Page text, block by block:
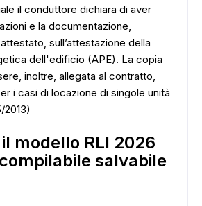
il conduttore dichiara di aver
e la documentazione,
sull’attestazione della
dell'edificio (APE). La copia
inoltre, allegata al contratto,
i casi di locazione di singole unità
2013)
modello RLI 2026
salvabile